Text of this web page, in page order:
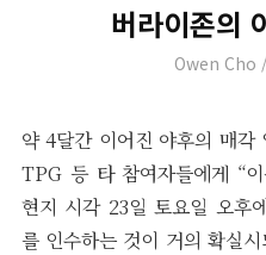
버라이존의
Author
Owen Cho
약 4달간 이어진 야후의 매각
TPG 등 타 참여자들에게 “
현지 시각 23일 토요일 오후
를 인수하는 것이 거의 확실